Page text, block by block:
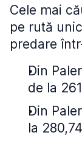
Cele mai
pe rută
predare
Din
de la
Din
la